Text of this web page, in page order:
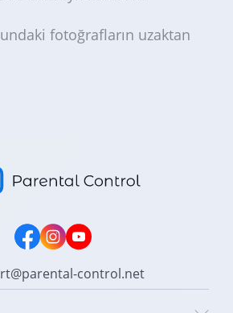
fotoğrafların uzaktan
control.net